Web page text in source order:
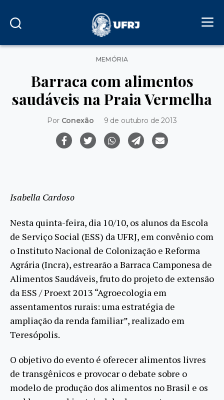
Categorias
MEMÓRIA
Barraca com alimentos
saudáveis na Praia Vermelha
Por Conexão 9 de outubro de 2013
Isabella Cardoso
Nesta quinta-feira, dia 10/10, os alunos da Escola
de Serviço Social (ESS) da UFRJ, em convênio com
o Instituto Nacional de Colonização e Reforma
Agrária (Incra), estrearão a Barraca Camponesa de
Alimentos Saudáveis, fruto do projeto de extensão
da ESS / Proext 2013 “Agroecologia em
assentamentos rurais: uma estratégia de
ampliação da renda familiar”, realizado em
Teresópolis.
O objetivo do evento é oferecer alimentos livres
de transgênicos e provocar o debate sobre o
modelo de produção dos alimentos no Brasil e os